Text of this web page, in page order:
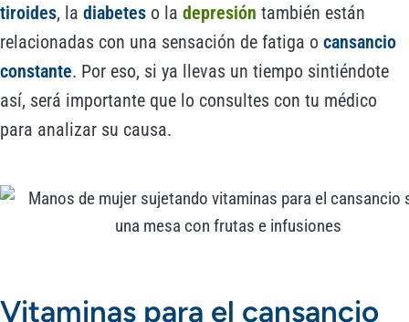
tiroides, la diabetes o la depresión también están
relacionadas con una sensación de fatiga o cansancio
constante. Por eso, si ya llevas un tiempo sintiéndote
así, será importante que lo consultes con tu médico
para analizar su causa.
Vitaminas para el cansancio